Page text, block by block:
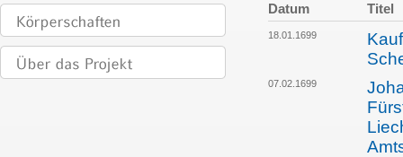
Datum Titel
18.01.1699
07.02.1699